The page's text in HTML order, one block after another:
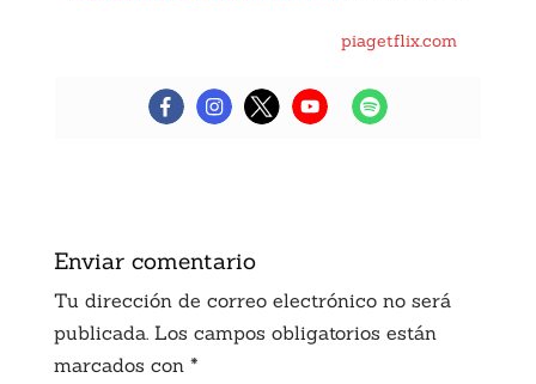
piagetflix.com
Enviar comentario
Tu dirección de correo electrónico no será
publicada. Los campos obligatorios están
marcados con *